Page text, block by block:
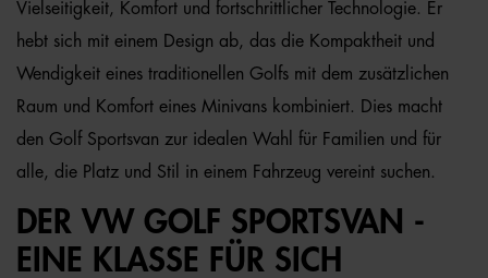
Vielseitigkeit, Komfort und fortschrittlicher Technologie. Er
hebt sich mit einem Design ab, das die Kompaktheit und
Wendigkeit eines traditionellen Golfs mit dem zusätzlichen
Raum und Komfort eines Minivans kombiniert. Dies macht
den Golf Sportsvan zur idealen Wahl für Familien und für
alle, die Platz und Stil in einem Fahrzeug vereint suchen.
DER VW GOLF SPORTSVAN -
EINE KLASSE FÜR SICH